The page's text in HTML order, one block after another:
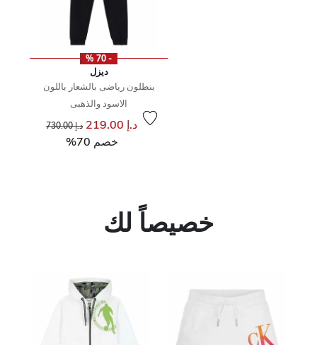
- 70 %
ديزل
بنطلون رياضى بالشعار باللون
الاسود والذهبى
د.إ 219.00 سعر مخفض مند.إ 730.00 إلى
خصم 70%
خصيصاً لك